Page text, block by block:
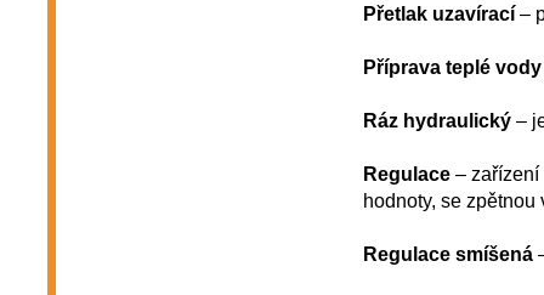
Přetlak uzavírací–
Příprava teplé vody
Ráz hydraulický–
Regulace– zařízení
hodnoty, se
Regulace smíšená